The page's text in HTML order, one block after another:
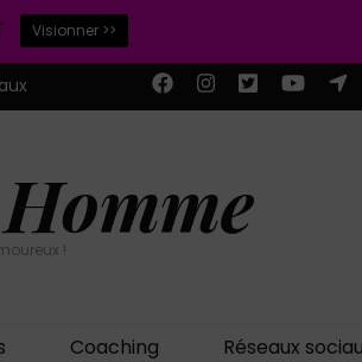
!
Coaching Réseaux
Visionner >>